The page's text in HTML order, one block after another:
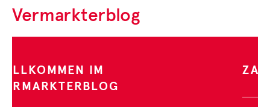
Vermarkterblog
ZAHL DES MONATS